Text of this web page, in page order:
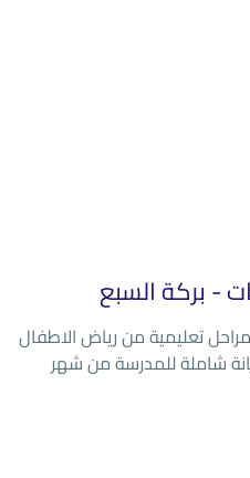
- بركة السبع
المدرسة عام 2000 بها مراحل تعليمية من رياض الاطفال
شاملة للمدرسة من شهر